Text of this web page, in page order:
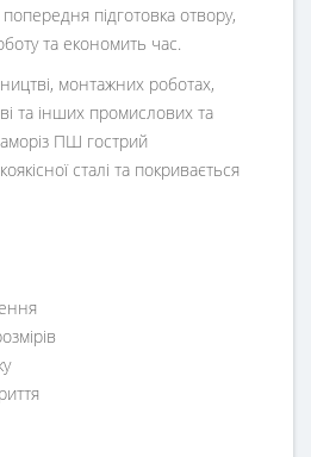
підготовка отвору,
та економить час.
монтажних роботах,
та інших промислових та
ПШ гострий
сталі та покривається